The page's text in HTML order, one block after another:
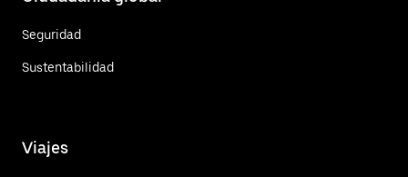
Seguridad
Sustentabilidad
Viajes